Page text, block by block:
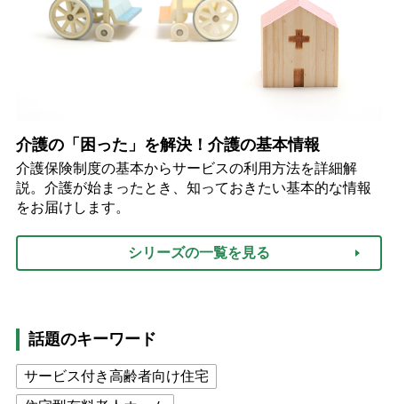
介護の「困った」を解決！介護の基本情報
介護保険制度の基本からサービスの利用方法を詳細解
説。介護が始まったとき、知っておきたい基本的な情報
をお届けします。
シリーズの一覧を見る
話題のキーワード
サービス付き高齢者向け住宅